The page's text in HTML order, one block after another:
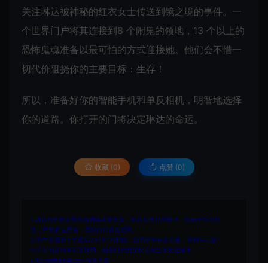
关注琳达被神秘的红衣女士传送到镜之境的事件。一
个世界门户将其连接到8 个闹鬼的领地，13 个以上的
恐怖鬼魂准备以最可怕的方式迎接她。他们会不惜一
切代价阻挠你的主要目标：生存！
所以，准备好你的智能手机和单反相机，明智地选择
你的道路。你打开的门将决定琳达的命运。
收藏 (0) 点赞 (0)
1.网站内所有文件均为网络共享资源，本站仅做打包整理。仅用于学习交
流，严禁商业用途，否则自行承担后果。
2.所有资源请于下载后24小时内删除。如需体验更多乐趣，请购买正版！
3.所有内容均来自互联网。如侵犯您的版权或利益请发送邮件：
cvformat#gmail.com (#换为@)